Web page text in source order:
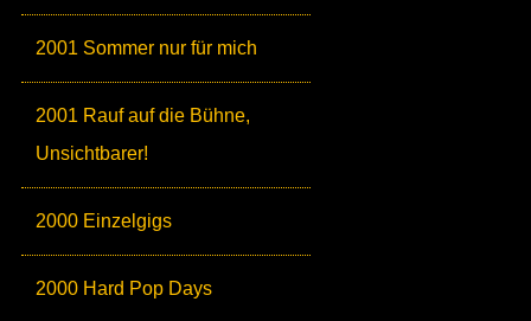
2001 Sommer nur für mich
2001 Rauf auf die Bühne,
Unsichtbarer!
2000 Einzelgigs
2000 Hard Pop Days